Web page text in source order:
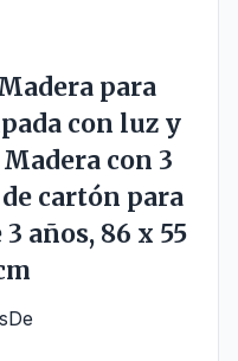
para
con luz y
con 3
cartón para
años, 86 x 55